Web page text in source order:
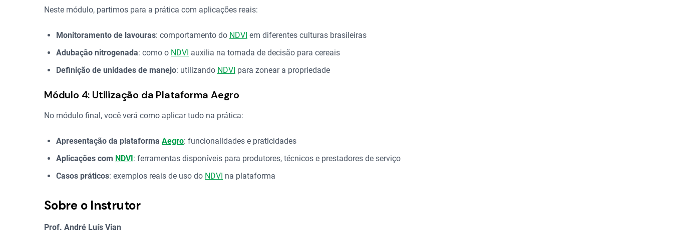
Neste módulo, partimos para a prática com aplicações reais:
Monitoramento de lavouras: comportamento do NDVI em diferentes culturas brasileiras
Adubação nitrogenada: como o NDVI auxilia na tomada de decisão para cereais
Definição de unidades de manejo: utilizando NDVI para zonear a propriedade
Módulo 4: Utilização da Plataforma Aegro
No módulo final, você verá como aplicar tudo na prática:
Apresentação da plataforma Aegro: funcionalidades e praticidades
Aplicações com NDVI: ferramentas disponíveis para produtores, técnicos e prestadores de serviço
Casos práticos: exemplos reais de uso do NDVI na plataforma
Sobre o Instrutor
Prof. André Luís Vian